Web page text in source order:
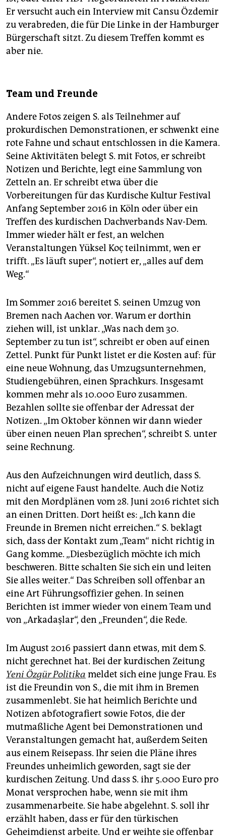
Er versucht auch ein Interview mit Cansu Özdemir
zu verabreden, die für Die Linke in der Hamburger
Bürgerschaft sitzt. Zu diesem Treffen kommt es
aber nie.
Team und Freunde
Andere Fotos zeigen S. als Teilnehmer auf
prokurdischen Demonstrationen, er schwenkt eine
rote Fahne und schaut entschlossen in die Kamera.
Seine Aktivitäten belegt S. mit Fotos, er schreibt
Notizen und Berichte, legt eine Sammlung von
Zetteln an. Er schreibt etwa über die
Vorbereitungen für das Kurdische Kultur Festival
Anfang September 2016 in Köln oder über ein
Treffen des kurdischen Dachverbands Nav-Dem.
Immer wieder hält er fest, an welchen
Veranstaltungen Yüksel Koç teilnimmt, wen er
trifft. „Es läuft super“, notiert er, „alles auf dem
Weg.“
Im Sommer 2016 bereitet S. seinen Umzug von
Bremen nach Aachen vor. Warum er dorthin
ziehen will, ist unklar. „Was nach dem 30.
September zu tun ist“, schreibt er oben auf einen
Zettel. Punkt für Punkt listet er die Kosten auf: für
eine neue Wohnung, das Umzugsunternehmen,
Studiengebühren, einen Sprachkurs. Insgesamt
kommen mehr als 10.000 Euro zusammen.
Bezahlen sollte sie offenbar der Adressat der
Notizen. „Im Oktober können wir dann wieder
über einen neuen Plan sprechen“, schreibt S. unter
seine Rechnung.
Aus den Aufzeichnungen wird deutlich, dass S.
nicht auf eigene Faust handelte. Auch die Notiz
mit den Mordplänen vom 28. Juni 2016 richtet sich
an einen Dritten. Dort heißt es: „Ich kann die
Freunde in Bremen nicht erreichen.“ S. beklagt
sich, dass der Kontakt zum „Team“ nicht richtig in
Gang komme. „Diesbezüglich möchte ich mich
beschweren. Bitte schalten Sie sich ein und leiten
Sie alles weiter.“ Das Schreiben soll offenbar an
eine Art Führungsoffizier gehen. In seinen
Berichten ist immer wieder von einem Team und
von „Arkadaşlar“, den „Freunden“, die Rede.
Im August 2016 passiert dann etwas, mit dem S.
nicht gerechnet hat. Bei der kurdischen Zeitung
Yeni Özgür Politika meldet sich eine junge Frau. Es
ist die Freundin von S., die mit ihm in Bremen
zusammenlebt. Sie hat heimlich Berichte und
Notizen abfotografiert sowie Fotos, die der
mutmaßliche Agent bei Demonstrationen und
Veranstaltungen gemacht hat, außerdem Seiten
aus einem Reisepass. Ihr seien die Pläne ihres
Freundes unheimlich geworden, sagt sie der
kurdischen Zeitung. Und dass S. ihr 5.000 Euro pro
Monat versprochen habe, wenn sie mit ihm
zusammenarbeite. Sie habe abgelehnt. S. soll ihr
erzählt haben, dass er für den türkischen
Geheimdienst arbeite. Und er weihte sie offenbar